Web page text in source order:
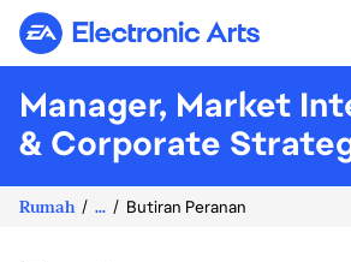
Electronic Arts
Manager, Market
& Corporate
Rumah ... Butiran Peranan